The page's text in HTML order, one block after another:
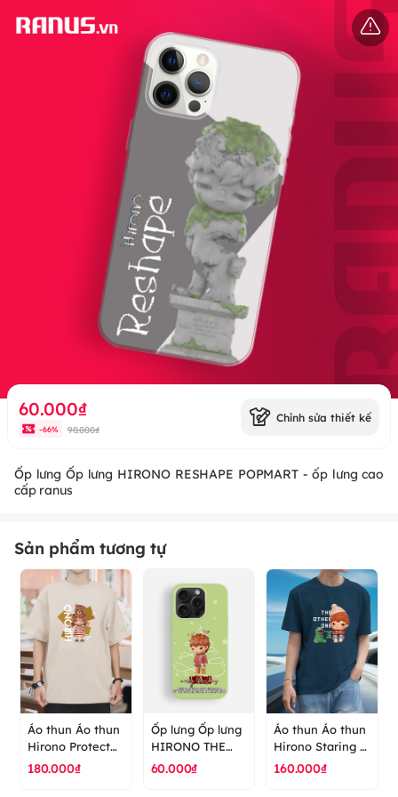
60.000₫
-66% 90.000₫
Chỉnh sửa thiết kế
Ốp lưng Ốp lưng HIRONO RESHAPE POPMART - ốp lưng cao
cấp ranus
Sản phẩm tương tự
Áo thun Áo thun
Hirono Protector
- Little Mischief -
180.000₫
Ốp lưng Ốp lưng
HIRONO THE
OTHER
60.000₫
Áo thun Áo thun
Hirono Staring -
The Other One -
160.000₫